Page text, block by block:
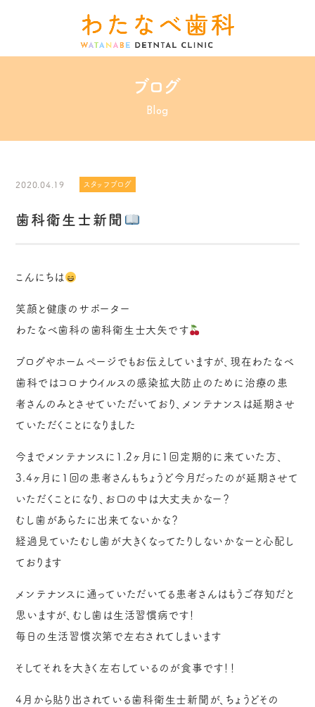
ブログ
Blog
2020.04.19 スタッフブログ
歯科衛生士新聞
こんにちは
笑顔と健康のサポーター
わたなべ歯科の歯科衛生士大矢です
ブログやホームページでもお伝えしていますが、現在わたなべ
歯科ではコロナウイルスの感染拡大防止のために治療の患
者さんのみとさせていただいており、メンテナンスは延期させ
ていただくことになりました
今までメンテナンスに1.2ヶ月に1回定期的に来ていた方、
3.4ヶ月に1回の患者さんもちょうど今月だったのが延期させて
いただくことになり、お口の中は大丈夫かなー？
むし歯があらたに出来てないかな？
経過見ていたむし歯が大きくなってたりしないかなーと心配し
ております
メンテナンスに通っていただいてる患者さんはもうご存知だと
思いますが、むし歯は生活習慣病です！
毎日の生活習慣次第で左右されてしまいます
そしてそれを大きく左右しているのが食事です！！
4月から貼り出されている歯科衛生士新聞が、ちょうどその